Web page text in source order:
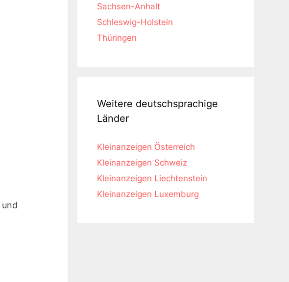
Sachsen-Anhalt
Schleswig-Holstein
Thüringen
Weitere deutschsprachige
Länder
Kleinanzeigen Österreich
Kleinanzeigen Schweiz
Kleinanzeigen Liechtenstein
Kleinanzeigen Luxemburg